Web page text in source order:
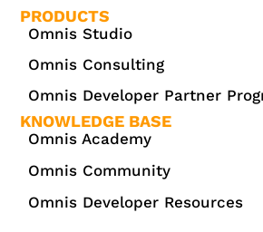
PRODUCTS
Omnis Studio
Omnis Consulting
Omnis Developer Partner
KNOWLEDGE BASE
Omnis Academy
Omnis Community
Omnis Developer Resources